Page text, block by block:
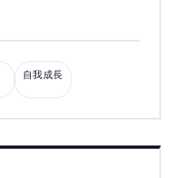
自我成長